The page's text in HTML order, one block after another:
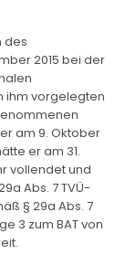
des
2015 bei der
ihm vorgelegten
am 9. Oktober
er am 31.
vollendet und
Abs. 7 TVÜ-
§ 29a Abs. 7
3 zum BAT von